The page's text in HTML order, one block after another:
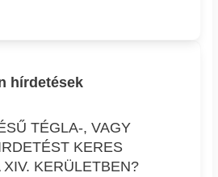
hírdetések
TÉGLA-, VAGY
KERES
KERÜLETBEN?